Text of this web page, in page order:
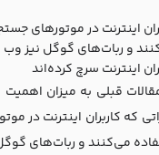
اینترنت در موتورهای
و ربات‌های گوگل نیز وب
اینترنت سرچ کرده‌اند
قبلی به میزان
که کاربران اینترنت
می‌کنند و ربات‌های